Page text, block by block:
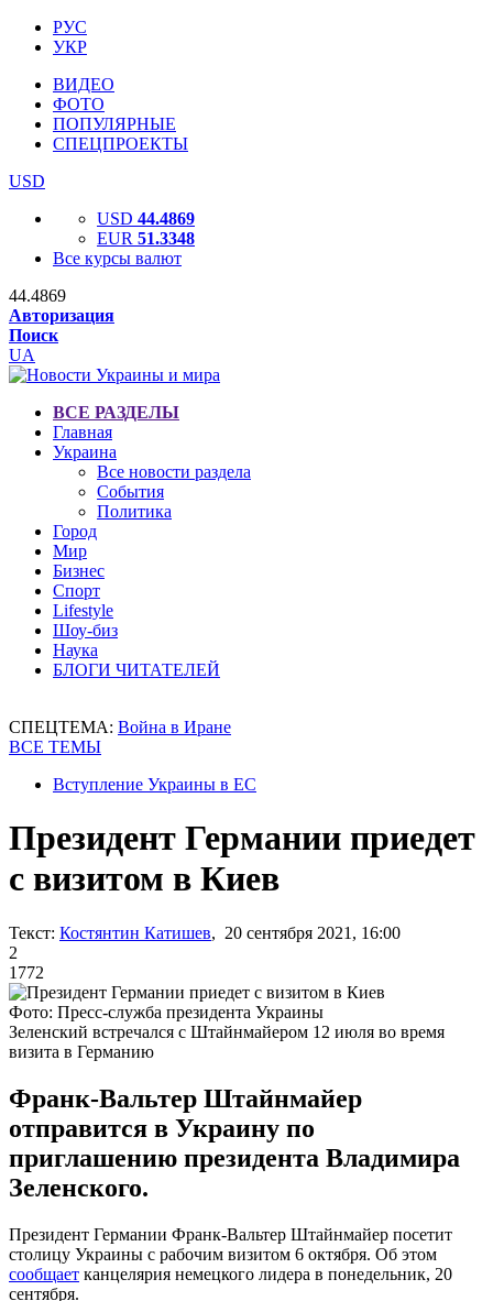
РУС
УКР
ВИДЕО
ФОТО
ПОПУЛЯРНЫЕ
СПЕЦПРОЕКТЫ
USD
USD 44.4869
EUR 51.3348
Все курсы валют
44.4869
Авторизация
Поиск
UA
ВСЕ РАЗДЕЛЫ
Главная
Украина
Все новости раздела
События
Политика
Город
Мир
Бизнес
Спорт
Lifestyle
Шоу-биз
Наука
БЛОГИ ЧИТАТЕЛЕЙ
СПЕЦТЕМА: Война в Иране
ВСЕ ТЕМЫ
Вступление Украины в ЕС
Президент Германии приедет
с визитом в Киев
Текст: Костянтин Катишев, 20 сентября 2021, 16:00
2
1772
Фото: Пресс-служба президента Украины
Зеленский встречался с Штайнмайером 12 июля во время
визита в Германию
Франк-Вальтер Штайнмайер
отправится в Украину по
приглашению президента Владимира
Зеленского.
Президент Германии Франк-Вальтер Штайнмайер посетит
столицу Украины с рабочим визитом 6 октября. Об этом
сообщает канцелярия немецкого лидера в понедельник, 20
сентября.